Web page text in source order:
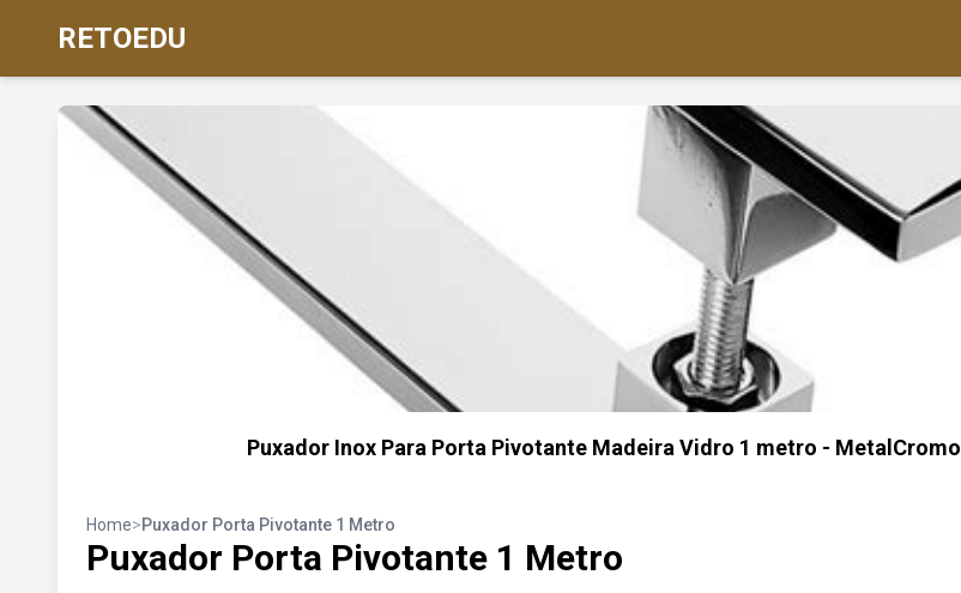
RETOEDU
Puxador Inox Para Porta Pivotante Madeira Vidro 1 metro - MetalCromo
Home>Puxador Porta Pivotante 1 Metro
Puxador Porta Pivotante 1 Metro